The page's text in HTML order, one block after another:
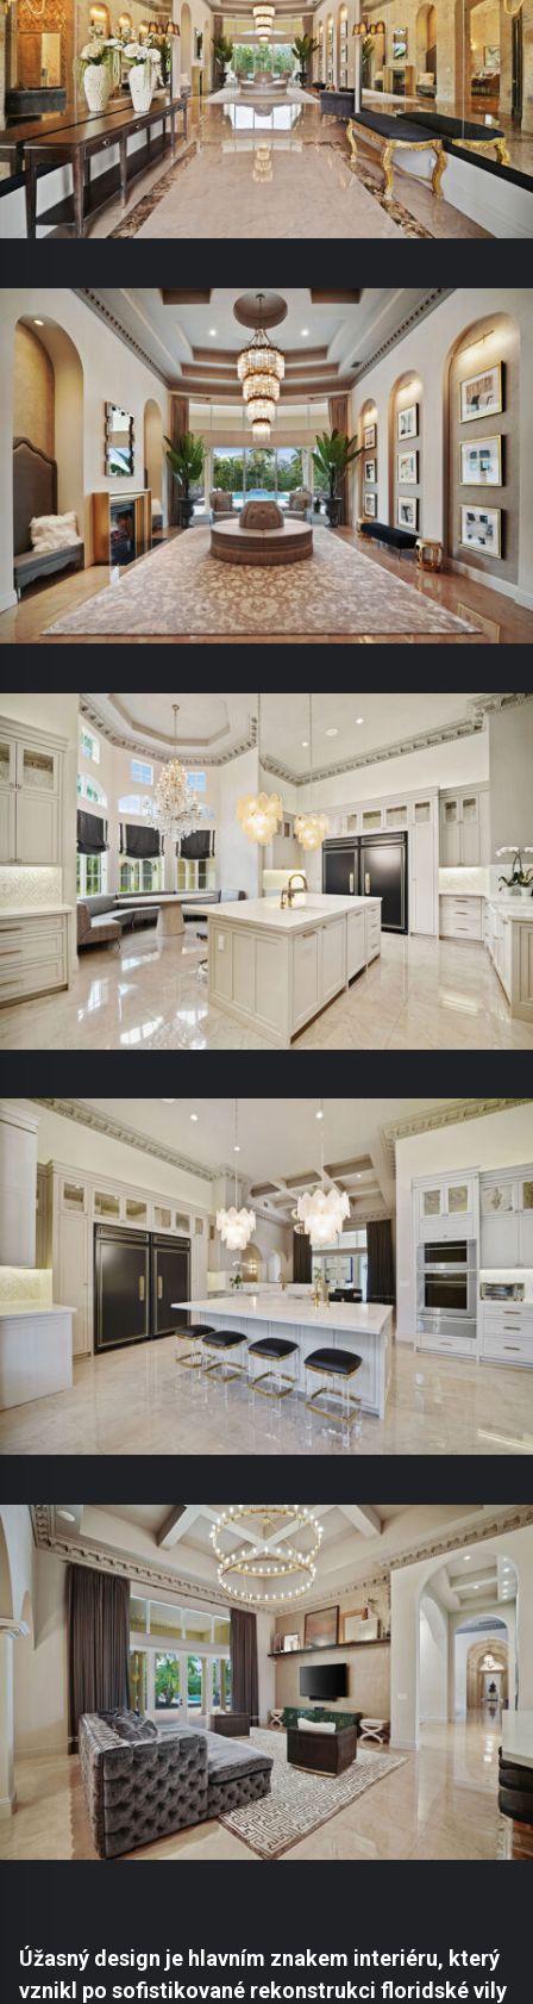
Úžasný design je hlavním znakem interiéru, který
vznikl po sofistikované rekonstrukci floridské vily